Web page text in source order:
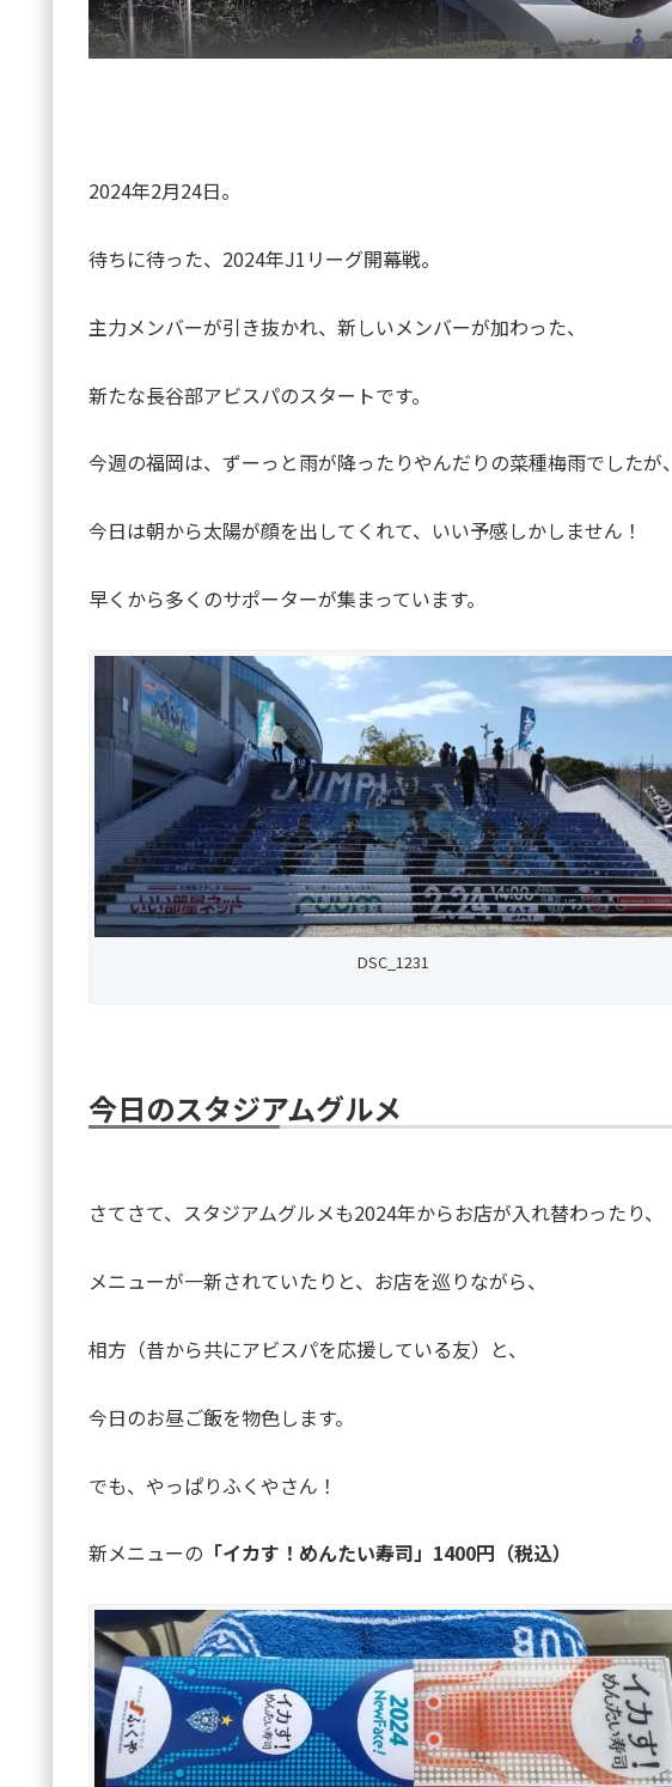
2024年2月24日。
待ちに待った、2024年J1リーグ開幕戦。
主力メンバーが引き抜かれ、新しいメンバーが加わった、
新たな長谷部アビスパのスタートです。
今週の福岡は、ずーっと雨が降ったりやんだりの菜種梅雨でしたが、
今日は朝から太陽が顔を出してくれて、いい予感しかしません！
早くから多くのサポーターが集まっています。
DSC_1231
今日のスタジアムグルメ
さてさて、スタジアムグルメも2024年からお店が入れ替わったり、
メニューが一新されていたりと、お店を巡りながら、
相方（昔から共にアビスパを応援している友）と、
今日のお昼ご飯を物色します。
でも、やっぱりふくやさん！
新メニューの 「イカす！めんたい寿司」1400円（税込）